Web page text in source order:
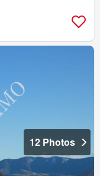
12 Photos